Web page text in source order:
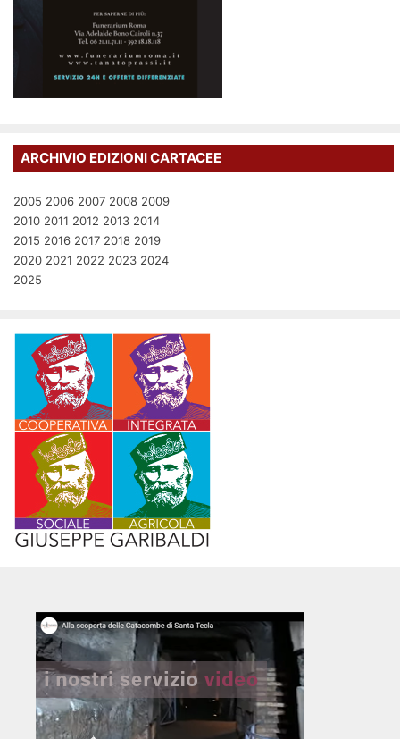
ARCHIVIO EDIZIONI CARTACEE
2005 2006 2007 2008 2009
2010 2011 2012 2013 2014
2015 2016 2017 2018 2019
2020 2021 2022 2023 2024
2025